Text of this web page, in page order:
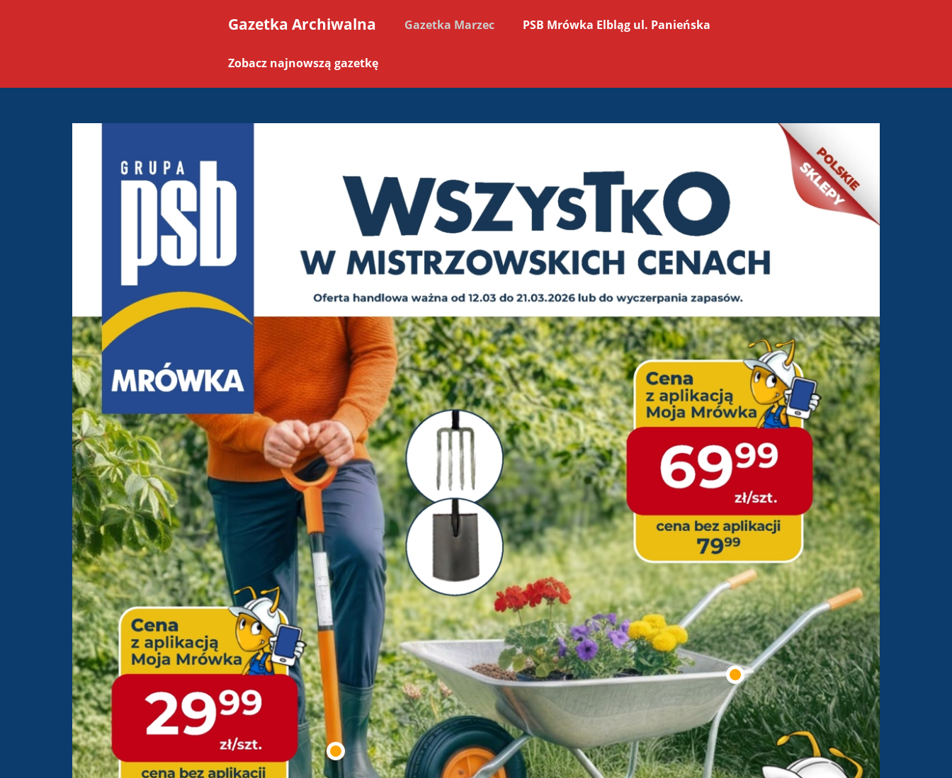
Gazetka Archiwalna Gazetka Marzec PSB Mrówka Elbląg ul. Panieńska
Zobacz najnowszą gazetkę
PSB Mrówka Elbląg ul. Panieńska - Gazetka promocyjna od 12-03-2026 do 21-03-